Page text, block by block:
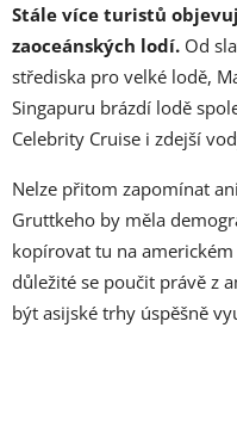
Stále více turistů
zaoceánských lodí. Od
střediska pro velké lodě,
Singapuru brázdí lodě
Celebrity Cruise i zdejší
Nelze přitom zapomínat
Gruttkeho by měla
kopírovat tu na
důležité se poučit právě z
být asijské trhy úspěšně